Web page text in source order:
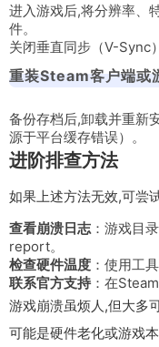
进入游戏后,将分辨率、
件。
关闭垂直同步（V-Sync
重装Steam客户端或
备份存档后,卸载并重新
源于平台缓存错误）。
进阶排查方法
如果上述方法无效,可尝
查看崩溃日志 ：游戏目
report。
检查硬件温度 ：使用工
联系官方支持：在
游戏崩溃虽烦人,但大多
可能是硬件老化或游戏